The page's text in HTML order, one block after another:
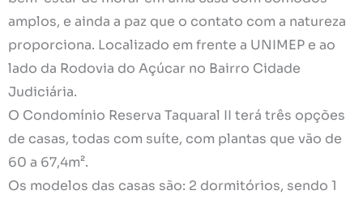
amplos, e ainda a paz que o contato com a natureza
proporciona. Localizado em frente a UNIMEP e ao
lado da Rodovia do Açúcar no Bairro Cidade
Judiciária.
O Condomínio Reserva Taquaral II terá três opções
de casas, todas com suíte, com plantas que vão de
60 a 67,4m².
Os modelos das casas são: 2 dormitórios, sendo 1